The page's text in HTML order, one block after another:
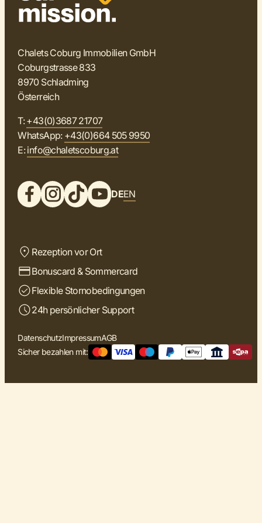
Chalets Coburg Immobilien GmbH
Coburgstrasse 833
8970 Schladming
Österreich
T:+43(0)3687 21707
WhatsApp: +43(0)664 505 9950
E:info@chaletscoburg.at
DEEN
Rezeption vor Ort
Bonuscard & Sommercard
Flexible Stornobedingungen
24h persönlicher Support
DatenschutzImpressumAGB
Sicher bezahlen mit: